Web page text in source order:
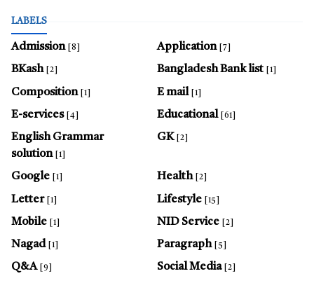
LABELS
Admission [8] Application [7]
BKash [2] Bangladesh Bank list [1]
Composition [1] E mail [1]
E-services [4] Educational [61]
English Grammar
solution
[1]
GK [2]
Google [1] Health [2]
Letter [1] Lifestyle [15]
Mobile [1] NID Service [2]
Nagad [1] Paragraph [5]
Q&A [9] Social Media [2]